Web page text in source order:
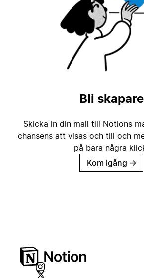
Bli skapare
Skicka in din mall till Notions
chansens att visas och till och
på bara några
Kom igång →